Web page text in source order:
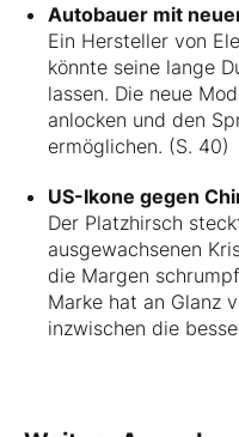
Autobauer mit
Ein Hersteller von
könnte seine lange
lassen. Die neue
anlocken und den
ermöglichen. (S. 40)
US-Ikone gegen
Der Platzhirsch
ausgewachsenen
die Margen
Marke hat an Glanz
inzwischen die